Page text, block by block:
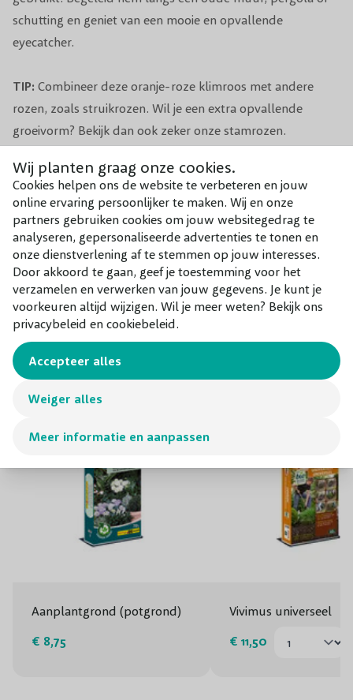
Wij planten graag onze cookies.
Cookies helpen ons de website te verbeteren en jouw
online ervaring persoonlijker te maken. Wij en onze
partners gebruiken cookies om jouw websitegedrag te
analyseren, gepersonaliseerde advertenties te tonen en
onze dienstverlening af te stemmen op jouw interesses.
Door akkoord te gaan, geef je toestemming voor het
verzamelen en verwerken van jouw gegevens. Je kunt je
voorkeuren altijd wijzigen. Wil je meer weten? Bekijk ons
privacybeleid en cookiebeleid.
Meer informatie en aanpassen
Weiger alles
Accepteer alles
schutting en geniet van een mooie en opvallende
eyecatcher.
TIP: Combineer deze oranje-roze klimroos met andere
rozen, zoals struikrozen. Wil je een extra opvallende
groeivorm? Bekijk dan ook zeker onze stamrozen.
Weet je al een mooie plek voor deze opvallende
klimplant? Je kunt de Rosa ‘Freisinger Morgenröte'
makkelijk en snel online kopen via onze webshop, of kom
je eigen roos uitzoeken bij ons op de kwekerij!
Winterhardheid Goed
Planttijd
Aantal per m1 2-4
Aantal per m2 1-2
Voeding Organische meststof
Groeisnelheid Gemiddeld
Combineer met
Onze aanraders bij dit product
Aanplantgrond (potgrond)
€ 8,75
Vivimus universeel
€ 11,50